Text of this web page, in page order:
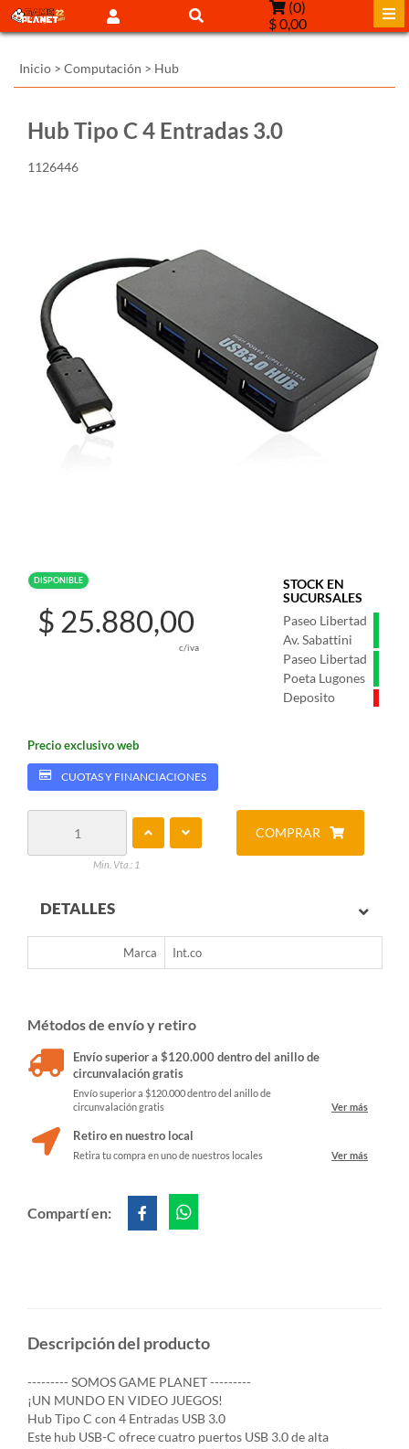
(0)
$ 0,00
Inicio > Computación > Hub
Hub Tipo C 4 Entradas 3.0
1126446
DISPONIBLE
STOCK EN
SUCURSALES
Paseo Libertad
Av. Sabattini
Paseo Libertad
Poeta Lugones
Deposito
$ 25.880,00
c/iva
Precio exclusivo web
CUOTAS Y FINANCIACIONES
Min. Vta.: 1
COMPRAR
DETALLES
Marca Int.co
Métodos de envío y retiro
Envío superior a $120.000 dentro del anillo de
circunvalación gratis
Envío superior a $120.000 dentro del anillo de
circunvalación gratis
Ver más
Retiro en nuestro local
Retira tu compra en uno de nuestros locales Ver más
Compartí en:
Descripción del producto
--------- SOMOS GAME PLANET ---------
¡UN MUNDO EN VIDEO JUEGOS!
Hub Tipo C con 4 Entradas USB 3.0
Este hub USB-C ofrece cuatro puertos USB 3.0 de alta